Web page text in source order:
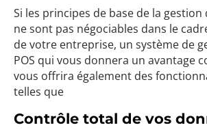
Si les principes de base de la
ne sont pas négociables dans le
de votre entreprise, un système de
POS qui vous donnera un avantage
vous offrira également des
telles que
Contrôle total de vos